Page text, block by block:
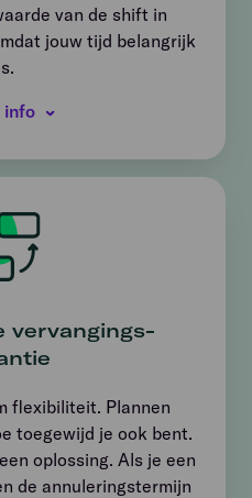
van de shift in
jouw tijd belangrijk
info
vervangings­
flexibiliteit. Plannen
toegewijd je ook bent.
oplossing. Als je een
de annuleringstermijn